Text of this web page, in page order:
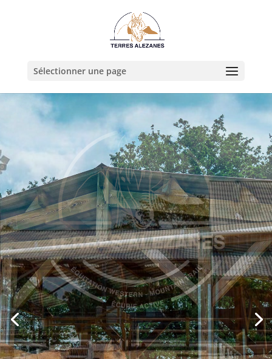
Sélectionner une page
Ecurie
Active
Des chevaux bien dans leur
corps et dans leur tête, toujours
disponibles pour vous !
En savoir +